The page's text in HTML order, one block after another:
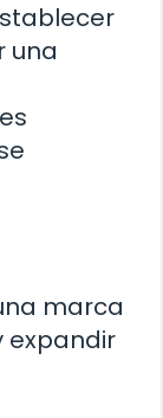
una
marca
expandir